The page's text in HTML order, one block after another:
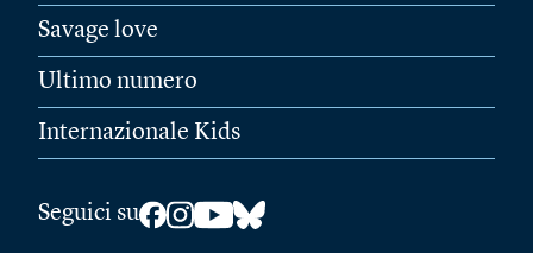
Savage love
Ultimo numero
Internazionale Kids
Seguici su